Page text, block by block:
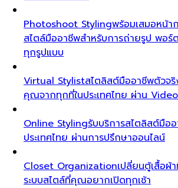
Photoshoot Stylingพร้อมเสมอหน้
สไตล์มืออาชีพสำหรับการถ่ายรูป พอร์
ทุกรูปแบบ
Virtual Stylistสไตลิสต์มืออาชีพตัว
คุณจากทุกที่ในประเทศไทย ผ่าน
Online Stylingรับบริการสไตลิสต์มือ
ประเทศไทย ผ่านการปรึกษาออนไลน์
Closet Organizationเปลี่ยนตู้เสื้อผ้
ระบบสไตล์ที่คุณอยากเปิดทุกเช้า